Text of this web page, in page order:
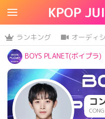
KPOP
ランキング オーディ
BOYS PLANET(ボイプラ)
コ
CONG